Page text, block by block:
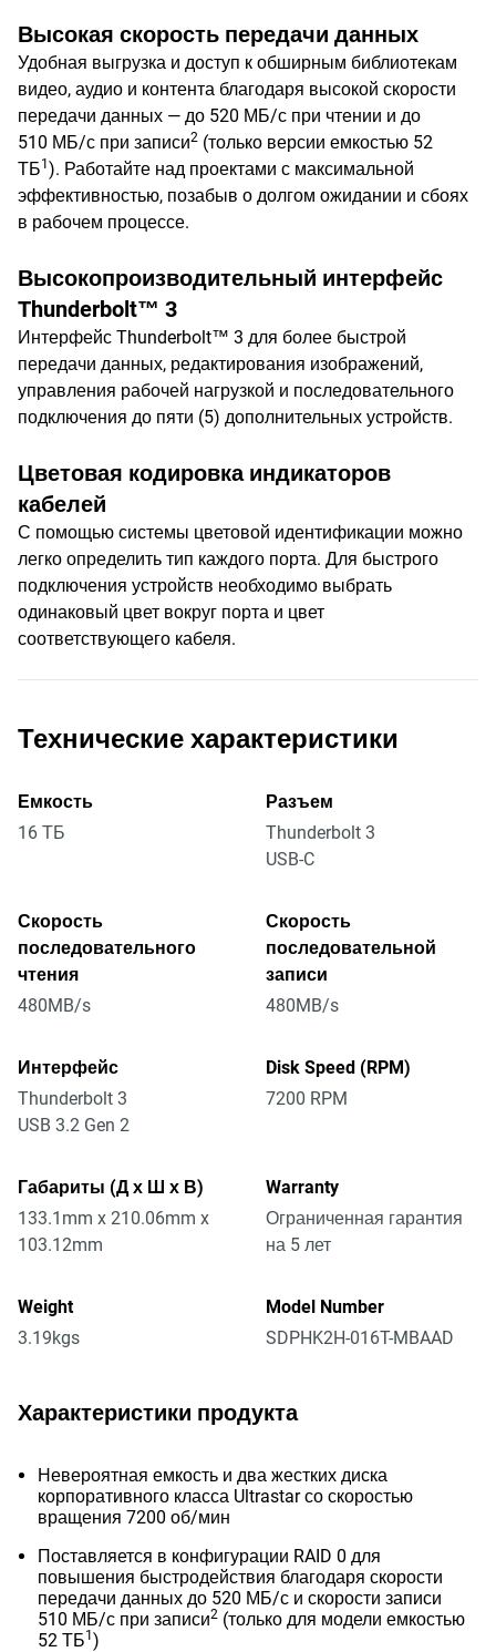
Высокая скорость передачи данных
Удобная выгрузка и доступ к обширным библиотекам
видео, аудио и контента благодаря высокой скорости
передачи данных — до 520 МБ/с при чтении и до
510 МБ/с при записи2 (только версии емкостью 52
ТБ1 ). Работайте над проектами с максимальной
эффективностью, позабыв о долгом ожидании и сбоях
в рабочем процессе.
Высокопроизводительный интерфейс
Thunderbolt™ 3
Интерфейс Thunderbolt™ 3 для более быстрой
передачи данных, редактирования изображений,
управления рабочей нагрузкой и последовательного
подключения до пяти (5) дополнительных устройств.
Цветовая кодировка индикаторов
кабелей
С помощью системы цветовой идентификации можно
легко определить тип каждого порта. Для быстрого
подключения устройств необходимо выбрать
одинаковый цвет вокруг порта и цвет
соответствующего кабеля.
Технические характеристики
Емкость
16 ТБ
Разъем
Thunderbolt 3
USB-C
Скорость
последовательного
чтения
480MB/s
Скорость
последовательной
записи
480MB/s
Интерфейс
Thunderbolt 3
USB 3.2 Gen 2
Disk Speed (RPM)
7200 RPM
Габариты (Д х Ш х В)
133.1mm x 210.06mm x
103.12mm
Warranty
Ограниченная гарантия
на 5 лет
Weight
3.19kgs
Model Number
SDPHK2H-016T-MBAAD
Характеристики продукта
Невероятная емкость и два жестких диска
корпоративного класса Ultrastar со скоростью
вращения 7200 об/мин
Поставляется в конфигурации RAID 0 для
повышения быстродействия благодаря скорости
передачи данных до 520 МБ/с и скорости записи
510 МБ/с при записи2 (только для модели емкостью
52 ТБ1 )